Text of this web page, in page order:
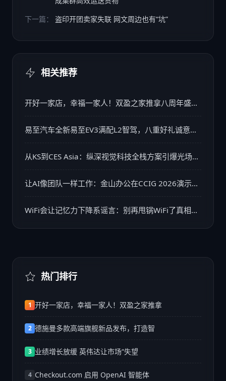
下一篇：
盗印开团卖家失联 网文周边也有“坑”
相关推荐
开好一家店，幸福一家人！双盈之家推拿八周年盛典
易至汽车全新易至EV3满配L2智驾，八重好礼诚意来
从KS到CES Asia：纵深视觉科技全栈方案引爆光场显
让AI像团队一样工作：金山办公在CCIG 2026演示多
WiFi会让记忆力下降系谣言：别再甩锅WiFi了真相远
热门排行
1 开好一家店，幸福一家人！双盈之家推拿
2 德施曼多款高端旗舰新品发布，打造智
3 业绩增长放缓 英伟达让市场“失望
4 Checkout.com 启用 OpenAI 智能体